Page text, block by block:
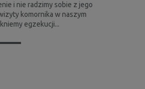
i nie radzimy sobie z jego
komornika w naszym
egzekucji...